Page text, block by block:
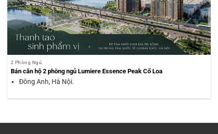
2 Phòng Ngủ
Bán căn hộ 2 phòng ngủ Lumiere Essence Peak Cổ Loa
Đông Anh, Hà Nội.